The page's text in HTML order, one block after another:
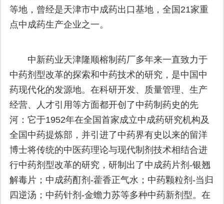
等地，曾经是天津市中成药出口基地，全国21家重
点中成药生产企业之一。
中新药业天津隆顺榕制药厂多年来一直致力于
中药剂型改革的探索和中药技术的研究，是中国中
药现代化的发源地。在科研开发、质量管理、生产
经营、人才引用等方面都开创了中药制药史的先
河：它于1952年在全国首家成立中成药研究机构及
全国中药提炼部，并引进了中药界有史以来的留洋
博士将传统的中医药理论与现代制剂技术相结合进
行中药剂型改革的研究，研制出了中成药片剂-银翘
解毒片；中成药酊剂-藿香正气水；中药颗粒剂-当归
四逆汤；中药针剂-金蟾力苏等多种中药新剂型。在